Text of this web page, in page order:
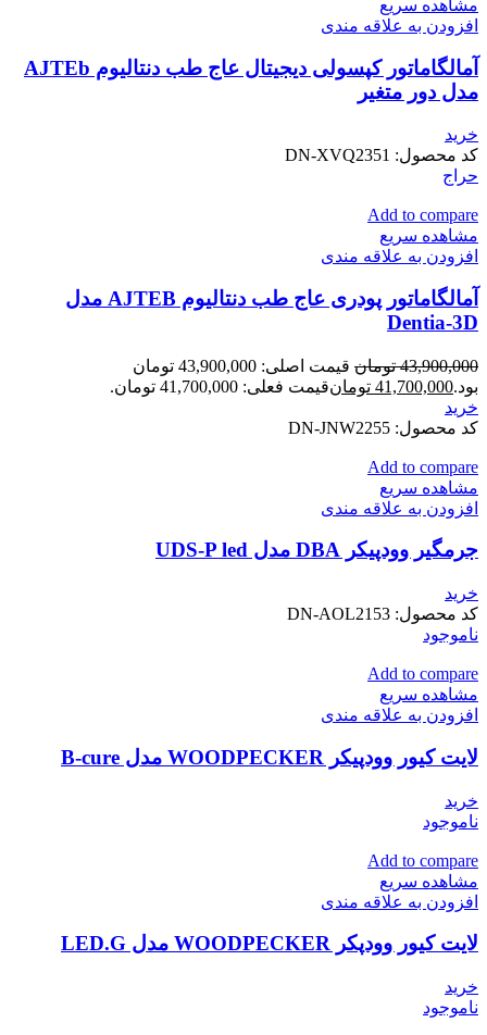
مشاهده سریع
افزودن به علاقه مندی
آمالگاماتور کپسولی دیجیتال عاج طب دنتالیوم AJTEb
مدل دور متغیر
خرید
کد محصول: DN-XVQ2351
حراج
Add to compare
مشاهده سریع
افزودن به علاقه مندی
آمالگاماتور پودری عاج طب دنتالیوم AJTEB مدل
Dentia-3D
43,900,000 تومان
قیمت اصلی: 43,900,000 تومان
بود.41,700,000 تومانقیمت فعلی: 41,700,000 تومان.
خرید
کد محصول: DN-JNW2255
Add to compare
مشاهده سریع
افزودن به علاقه مندی
جرمگیر وودپیکر DBA مدل UDS-P led
خرید
کد محصول: DN-AOL2153
ناموجود
Add to compare
مشاهده سریع
افزودن به علاقه مندی
لایت کیور وودپیکر WOODPECKER مدل B-cure
خرید
ناموجود
Add to compare
مشاهده سریع
افزودن به علاقه مندی
لایت کیور وودپکر WOODPECKER مدل LED.G
خرید
ناموجود